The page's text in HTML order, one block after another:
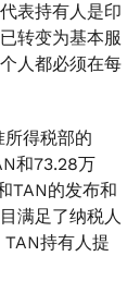
数据库有
动的通用业
多余的
表持有人是印
转变为基本服
人都必须在每
所得税部的
和73.28万
TAN的发布和
满足了纳税人
持有人提